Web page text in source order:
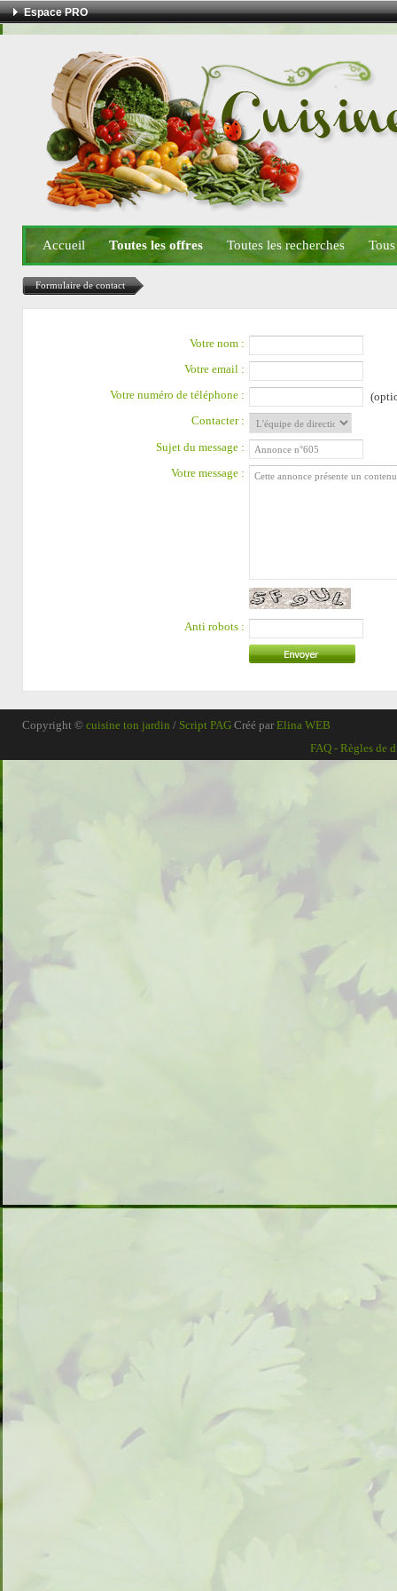
Espace PRO
Accueil Toutes les offres Toutes les recherches
Formulaire de contact
Votre nom :
Votre email :
Votre numéro de téléphone :
Contacter :
Sujet du message :
Votre message :
Anti robots :
Copyright © cuisine ton jardin / Script PAG Créé par Elina WEB
FAQ - Règles de